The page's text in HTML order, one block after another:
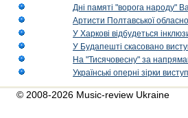
Дні памяті "ворога народу"
Артисти Полтавської
У Харкові відбудеться
У Будапешті скасовано
На "Тисячовесну" за
Українські оперні зірки
© 2008-2026 Music-review Ukraine